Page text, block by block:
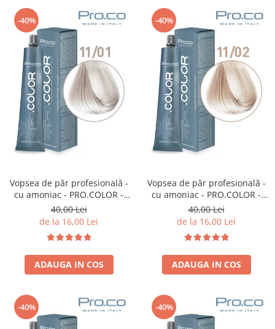
-40%
Vopsea de păr profesională -
cu amoniac - PRO.COLOR -
PROCO - 100 ml - 11/01
BLOND SUPER DESCHIS
NATURAL CENUSIU
40,00 Lei
de la 16,00 Lei
ADAUGA IN COS
-40%
Vopsea de păr profesională -
cu amoniac - PRO.COLOR -
PROCO - 100 ml - 11/02
BLOND SUPER DESCHIS
PERLAT
40,00 Lei
de la 16,00 Lei
ADAUGA IN COS
-40% -40%